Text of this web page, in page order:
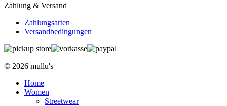
Zahlung & Versand
Zahlungsarten
Versandbedingungen
© 2026 mullu's
Home
Women
Streetwear